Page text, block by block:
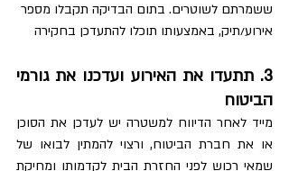
ששמרתם לשוטרים. בתום הבדיקה תקבלו מספר
אירוע/תיק, באמצעותו תוכלו להתעדכן בחקירה
הביטוח